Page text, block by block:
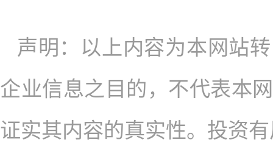
声明：以上内容为本网站
企业信息之目的，不代表本
证实其内容的真实性。投资